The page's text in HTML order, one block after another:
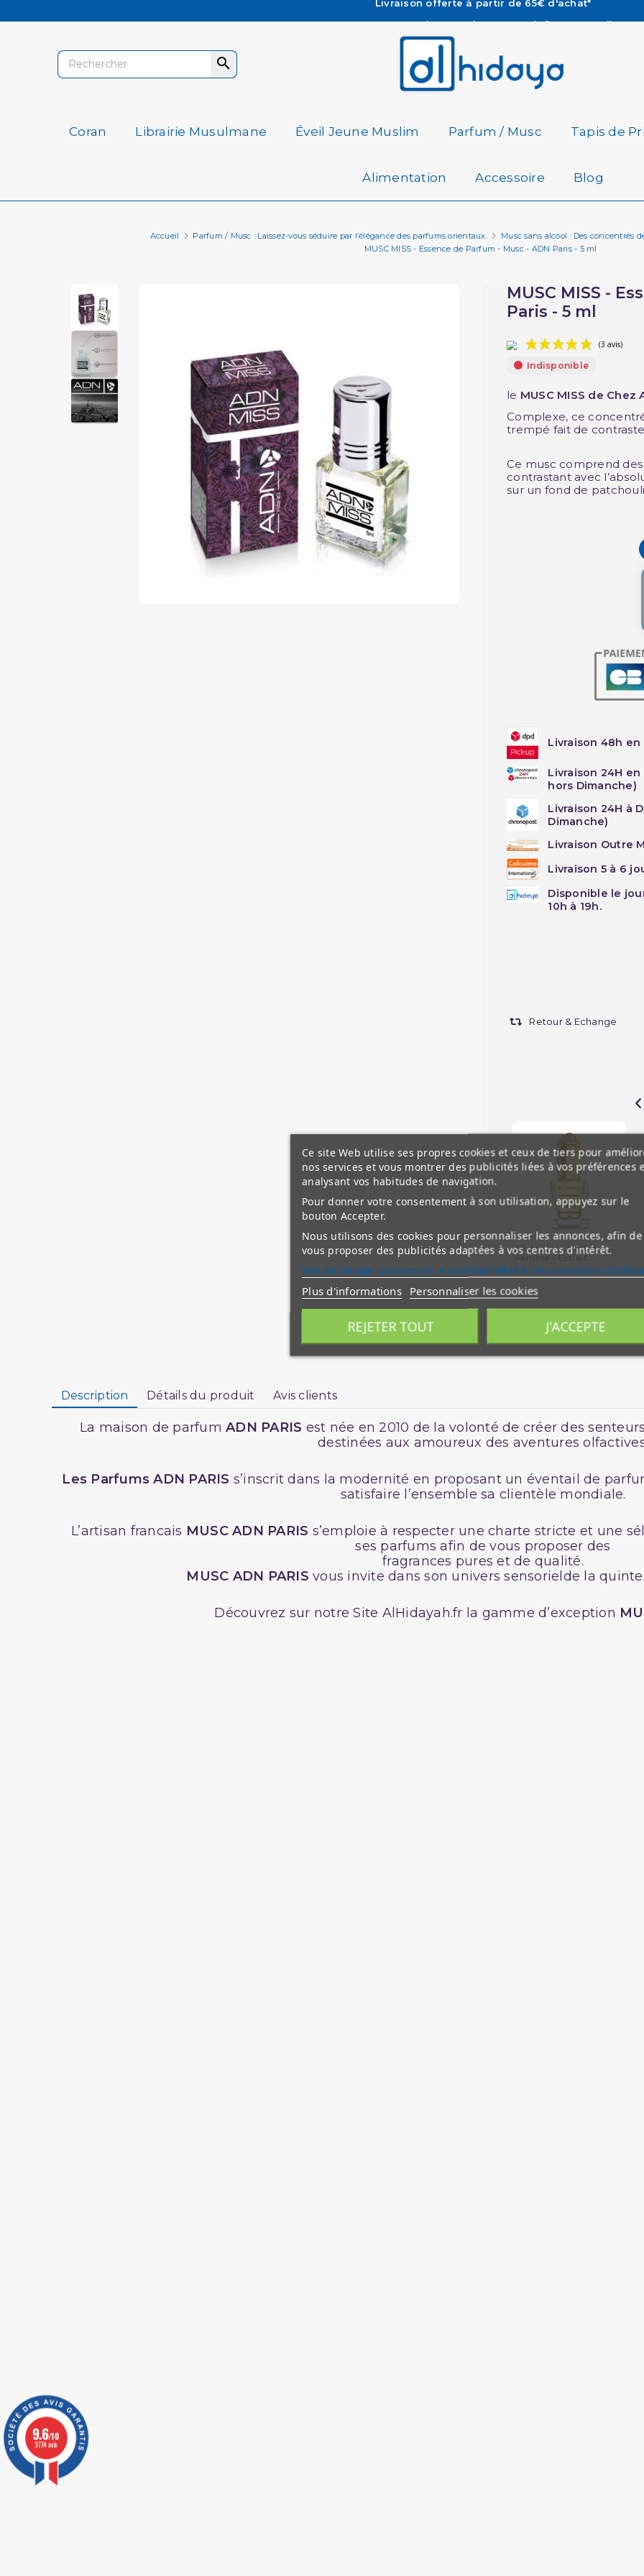
Les Commandes passées avant 15h (lun au Vend)
Besoin d'aide ? Retrouvez notre FAQ
Livraison offerte à partir de 65€ d'achat*

Coran Librairie Musulmane Éveil Jeune Muslim Parfum / Musc Tapis de
Alimentation Accessoire Blog
Accueil Parfum / Musc : Laissez-vous séduire par l’élégance des parfums orientaux.
Musc sans alcool : Des concentrés
MUSC MISS - Essence de Parfum - Musc - ADN Paris - 5 ml
MUSC MISS -
Paris - 5 ml
Indisponible
le MUSC MISS de Chez
Complexe, ce
trempé fait de
Ce musc comprend
contrastant avec
sur un fond de
Livraison 48h en
Livraison 24H
hors Dimanche)
Livraison 24H à
Dimanche)
Livraison Outre
Livraison 5 à 6
Disponible le
10h à 19h.
Retour & Echange
Musc Lina - Parfum :
Femme - Extrait...
Description Détails du produit Avis clients
La maison de parfum ADN PARIS est née en 2010 de la volonté de créer des
destinées aux amoureux des aventures
Les Parfums ADN PARIS s’inscrit dans la modernité en proposant un éventail de
satisfaire l’ensemble sa clientèle mondiale.
L’artisan francais MUSC ADN PARIS s’emploie à respecter une charte stricte et une
ses parfums afin de vous proposer des
fragrances pures et de qualité.
MUSC ADN PARIS vous invite dans son univers sensorielde la
Découvrez sur notre Site AlHidayah.fr la gamme d’exception
Ce site Web utilise ses propres cookies et ceux de tiers pour
nos services et vous montrer des publicités liées à vos préférences
analysant vos habitudes de navigation.
Pour donner votre consentement à son utilisation, appuyez sur le
bouton Accepter.
Nous utilisons des cookies pour personnaliser les annonces, afin de
vous proposer des publicités adaptées à vos centres d'intérêt.
site de Google concernant la confidentialité et les conditions
Plus d'informations Personnaliser les cookies
REJETER TOUT J'ACCEPTE
9.6/10
3774 avis